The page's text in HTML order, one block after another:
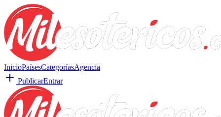
InicioPaísesCategoríasAgencia
PublicarEntrar